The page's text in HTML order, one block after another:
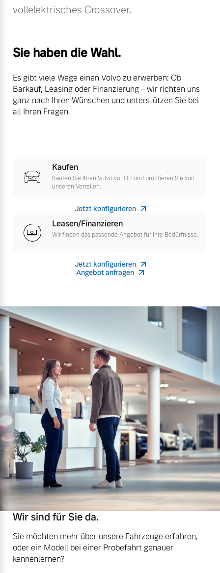
Jetzt kennenlernen
Bitte sprechen Sie uns
Frühjahrscheck
Entdecken Sie unsere
Finanzierung & Leasing
Versicherung
vollelektrisches Crossover.
Sie haben die Wahl.
Es gibt viele Wege einen Volvo zu erwerben: Ob
Barkauf, Leasing oder Finanzierung – wir richten uns
ganz nach Ihren Wünschen und unterstützen Sie bei
all Ihren Fragen.
Kaufen
Kaufen Sie Ihren Volvo vor Ort und profitieren Sie von
unseren Vorteilen.
Jetzt konfigurieren
Leasen/Finanzieren
Wir finden das passende Angebot für Ihre Bedürfnisse.
Jetzt konfigurieren
Angebot anfragen
Wir sind für Sie da.
Sie möchten mehr über unsere Fahrzeuge erfahren,
oder ein Modell bei einer Probefahrt genauer
kennenlernen?